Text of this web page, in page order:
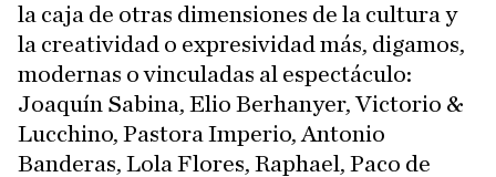
la caja de otras dimensiones de la cultura y
la creatividad o expresividad más, digamos,
modernas o vinculadas al espectáculo:
Joaquín Sabina, Elio Berhanyer, Victorio &
Lucchino, Pastora Imperio, Antonio
Banderas, Lola Flores, Raphael, Paco de